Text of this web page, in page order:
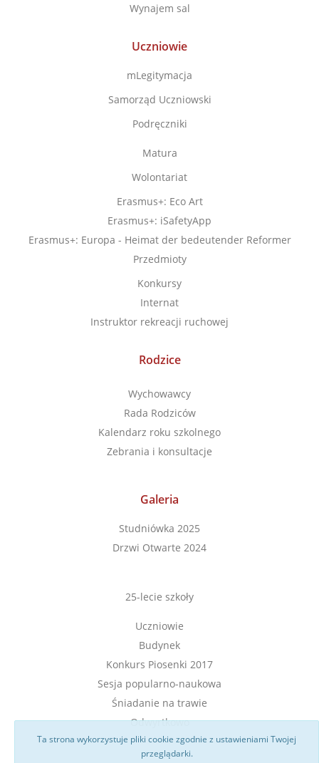
Wynajem sal
Uczniowie
mLegitymacja
Samorząd Uczniowski
Podręczniki
Matura
Wolontariat
Erasmus+: Eco Art
Erasmus+: iSafetyApp
Erasmus+: Europa - Heimat der bedeutender Reformer
Przedmioty
Konkursy
Internat
Instruktor rekreacji ruchowej
Rodzice
Wychowawcy
Rada Rodziców
Kalendarz roku szkolnego
Zebrania i konsultacje
Galeria
Studniówka 2025
Drzwi Otwarte 2024
25-lecie szkoły
Uczniowie
Budynek
Konkurs Piosenki 2017
Sesja popularno-naukowa
Śniadanie na trawie
Odwyrtkowo
Ta strona wykorzystuje pliki cookie zgodnie z ustawieniami Twojej
przeglądarki.